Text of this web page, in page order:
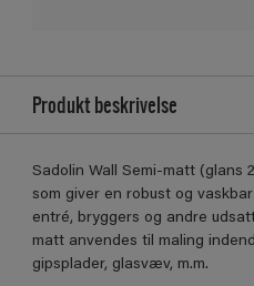
Produkt beskrivelse
Sadolin Wall Semi-matt (glans
som giver en robust og
entré, bryggers og andre
matt anvendes til maling
gipsplader, glasvæv, m.m.